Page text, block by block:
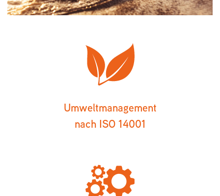
Umweltmanagement
nach ISO 14001